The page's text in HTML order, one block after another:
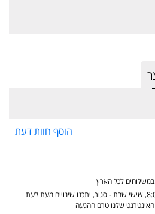
הוסף חוות דעת
יתכנו שינויים מעת לעת
שלנו טרם ההגעה